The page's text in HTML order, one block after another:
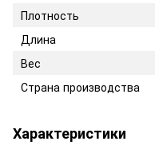
Плотность
Длина
Вес
Страна производства
Характеристики